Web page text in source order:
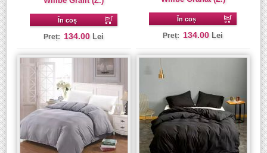
În coș
Preț: 134.00 Lei
În coș
Preț: 134.00 Lei